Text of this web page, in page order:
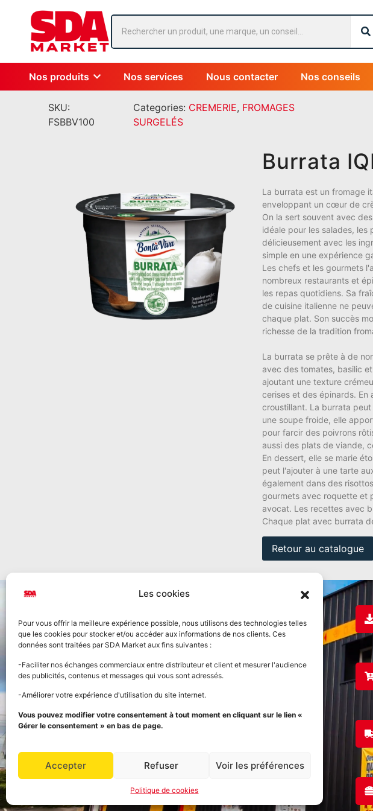
Les cookies
Pour vous offrir la meilleure expérience possible, nous utilisons des technologies telles
que les cookies pour stocker et/ou accéder aux informations de nos clients. Ces
données sont traitées par SDA Market aux fins suivantes :
-Faciliter nos échanges commerciaux entre distributeur et client et mesurer l'audience
des publicités, contenus et messages qui vous sont adressés.
-Améliorer votre expérience d'utilisation du site internet.
Vous pouvez modifier votre consentement à tout moment en cliquant sur le lien «
Gérer le consentement » en bas de page.
Accepter Refuser Voir les préférences
Politique de cookies
Nos produits Nos services Nous contacter Nos conseils
SKU:
FSBBV100
Categories: CREMERIE, FROMAGES
SURGELÉS
Burrata
La burrata est un fromage
enveloppant un cœur de
On la sert souvent avec
idéale pour les salades,
délicieusement avec les
simple en une expérience
Les chefs et les gourmets
nombreux restaurants et
les repas quotidiens. Sa
de cuisine italienne ne
chaque plat. Son succès
richesse de la tradition
La burrata se prête à de
avec des tomates, basilic
ajoutant une texture
cerises et des épinards.
croustillant. La burrata
une soupe froide, elle
pour farcir des poivrons
aussi des plats de viande,
En dessert, elle se marie
peut l'ajouter à une tarte
également dans des
gourmets avec roquette et
avocat. Les recettes avec
Chaque plat avec burrata
Retour au catalogue
FOURNISSEUR OFFICIEL
DE LA STREET FOOD
Accueil
Panier